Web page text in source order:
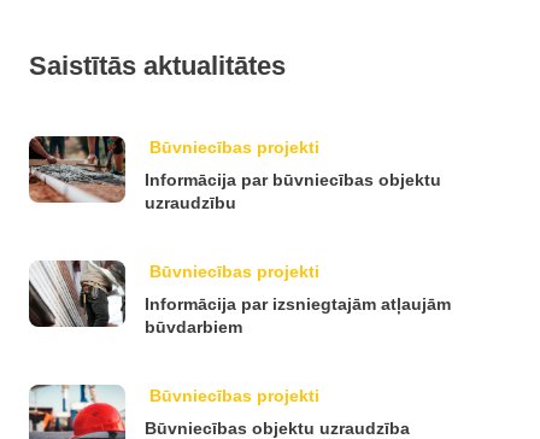
Saistītās aktualitātes
Būvniecības projekti
Informācija par būvniecības objektu
uzraudzību
Būvniecības projekti
Informācija par izsniegtajām atļaujām
būvdarbiem
Būvniecības projekti
Būvniecības objektu uzraudzība